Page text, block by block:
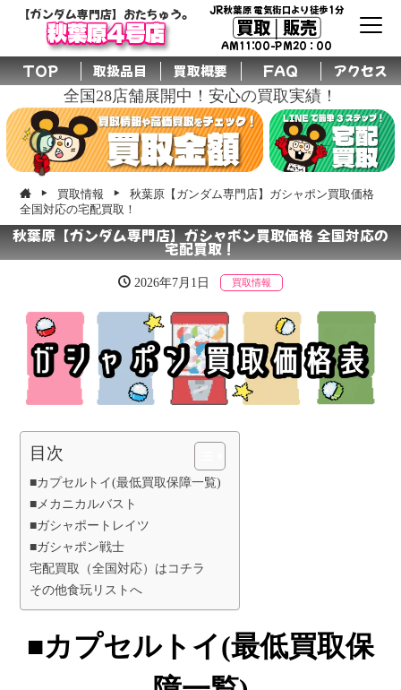
【ガンダム専門店】おたちゅう。
秋葉原4号店
JR秋葉原 電気街口より徒歩1分
買取│販売
AM11:00-PM20：00
TOP 取扱品目 買取概要 FAQ アクセス
全国28店舗展開中！安心の買取実績！
買取情報
秋葉原【ガンダム専門店】ガシャポン買取価格
全国対応の宅配買取！
秋葉原【ガンダム専門店】ガシャポン買取価格 全国対応の
宅配買取！
2026年7月1日 買取情報
目次
■カプセルトイ(最低買取保障一覧)
■メカニカルバスト
■ガシャポートレイツ
■ガシャポン戦士
宅配買取（全国対応）はコチラ
その他食玩リストへ
■カプセルトイ(最低買取保